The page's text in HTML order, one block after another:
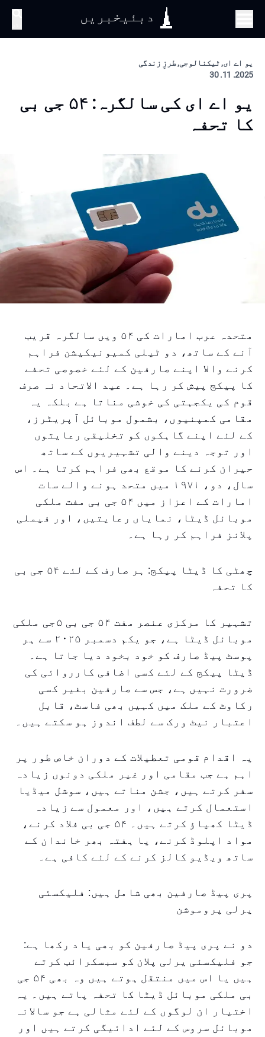
دبئیخبریں
یو اے ای, ٹیکنالوجی, طرزِ زندگی
2025. 11. 30
یو اے ای کی سالگرہ: ۵۴ جی بی
کا تحفہ
متحدہ عرب امارات کی ۵۴ ویں سالگرہ قریب
آنے کے ساتھ، دو ٹیلی کمیونیکیشن فراہم
کرنے والا اپنے صارفین کے لئے خصوصی تحفے
کا پیکج پیش کر رہا ہے۔ عید الاتحاد نہ صرف
قوم کی یکجہتی کی خوشی مناتا ہے بلکہ یہ
مقامی کمپنیوں، بشمول موبائل آپریٹرز،
کے لئے اپنے گاہکوں کو تخلیقی رعایتوں
اور توجہ دینے والی تشہیریوں کے ساتھ
حیران کرنے کا موقع بھی فراہم کرتا ہے۔ اس
سال، دو، ۱۹۷۱ میں متحد ہونے والے سات
امارات کے اعزاز میں ۵۴ جی بی مفت ملکی
موبائل ڈیٹا، نمایاں رعایتیں، اور فیملی
پلانز فراہم کر رہا ہے۔
چھٹی کا ڈیٹا پیکج: ہر صارف کے لئے ۵۴ جی بی
کا تحفہ
تشہیر کا مرکزی عنصر مفت ۵۴ جی بی ۵جی ملکی
موبائل ڈیٹا ہے، جو یکم دسمبر ۲۰۲۵ سے ہر
پوسٹ پیڈ صارف کو خود بخود دیا جاتا ہے۔
ڈیٹا پیکج کے لئے کسی اضافی کارروائی کی
ضرورت نہیں ہے، جس سے صارفین بغیر کسی
رکاوٹ کے ملک میں کہیں بھی فاسٹ، قابل
اعتبار نیٹ ورک سے لطف اندوز ہو سکتے ہیں۔
یہ اقدام قومی تعطیلات کے دوران خاص طور پر
اہم ہے جب مقامی اور غیر ملکی دونوں زیادہ
سفر کرتے ہیں، جشن مناتے ہیں، سوشل میڈیا
استعمال کرتے ہیں، اور معمول سے زیادہ
ڈیٹا کھپاؤ کرتے ہیں۔ ۵۴ جی بی فلاد کرنے،
مواد اپلوڈ کرنے، یا ہفتہ بھر خاندان کے
ساتھ ویڈیو کالز کرنے کے لئے کافی ہے۔
پری پیڈ صارفین بھی شامل ہیں: فلیکسئی
یرلی پروموشن
دو نے پری پیڈ صارفین کو بھی یاد رکھا ہے:
جو فلیکسئی یرلی پلان کو سبسکرائب کرتے
ہیں یا اس میں منتقل ہوتے ہیں وہ بھی ۵۴ جی
بی ملکی موبائل ڈیٹا کا تحفہ پاتے ہیں۔ یہ
اختیار ان لوگوں کے لئے مثالی ہے جو سالانہ
موبائل سروس کے لئے ادائیگی کرتے ہیں اور